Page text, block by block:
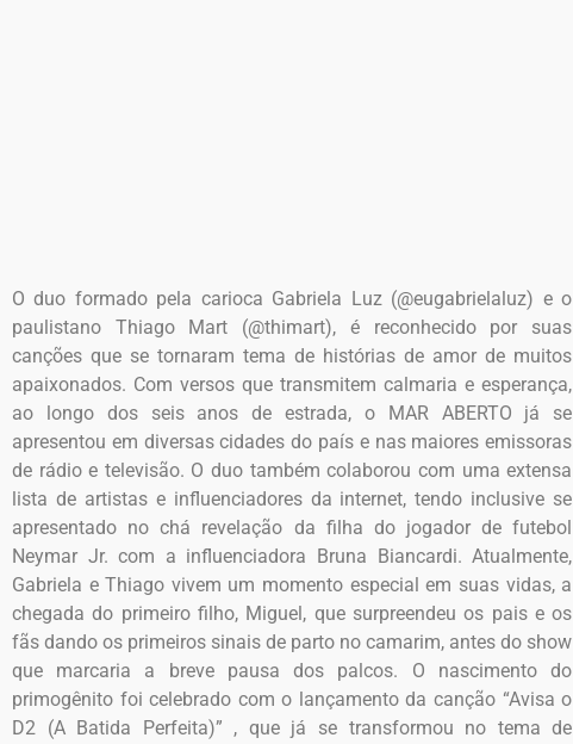
O duo formado pela carioca Gabriela Luz (@eugabrielaluz) e o
paulistano Thiago Mart (@thimart), é reconhecido por suas
canções que se tornaram tema de histórias de amor de muitos
apaixonados. Com versos que transmitem calmaria e esperança,
ao longo dos seis anos de estrada, o MAR ABERTO já se
apresentou em diversas cidades do país e nas maiores emissoras
de rádio e televisão. O duo também colaborou com uma extensa
lista de artistas e influenciadores da internet, tendo inclusive se
apresentado no chá revelação da filha do jogador de futebol
Neymar Jr. com a influenciadora Bruna Biancardi. Atualmente,
Gabriela e Thiago vivem um momento especial em suas vidas, a
chegada do primeiro filho, Miguel, que surpreendeu os pais e os
fãs dando os primeiros sinais de parto no camarim, antes do show
que marcaria a breve pausa dos palcos. O nascimento do
primogênito foi celebrado com o lançamento da canção “Avisa o
D2 (A Batida Perfeita)” , que já se transformou no tema de